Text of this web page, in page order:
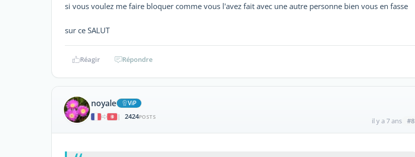
si vous voulez me faire bloquer comme vous l'avez fait avec une autre personne bien vous en fasse
sur ce SALUT
Réagir Répondre
noyale
ViP
|
2424POSTS il y a 7 ans #8